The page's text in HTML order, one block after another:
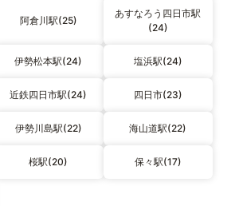
阿倉川駅(25)
あすなろう四日市駅
(24)
伊勢松本駅(24) 塩浜駅(24)
近鉄四日市駅(24) 四日市(23)
伊勢川島駅(22) 海山道駅(22)
桜駅(20) 保々駅(17)